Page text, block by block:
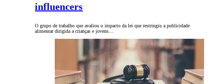
influencers
O grupo de trabalho que avaliou o impacto da lei que restringiu a publicidade
alimentar dirigida a crianças e jovens…